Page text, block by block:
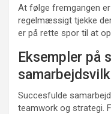
At følge fremgangen
regelmæssigt tjekke
er på rette spor til at
Eksempler på
Succesfulde
teamwork og strategi.